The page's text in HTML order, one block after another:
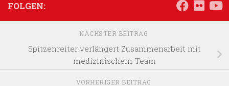
FOLGEN:
NÄCHSTER BEITRAG
Spitzenreiter verlängert Zusammenarbeit mit
medizinischem Team
VORHERIGER BEITRAG